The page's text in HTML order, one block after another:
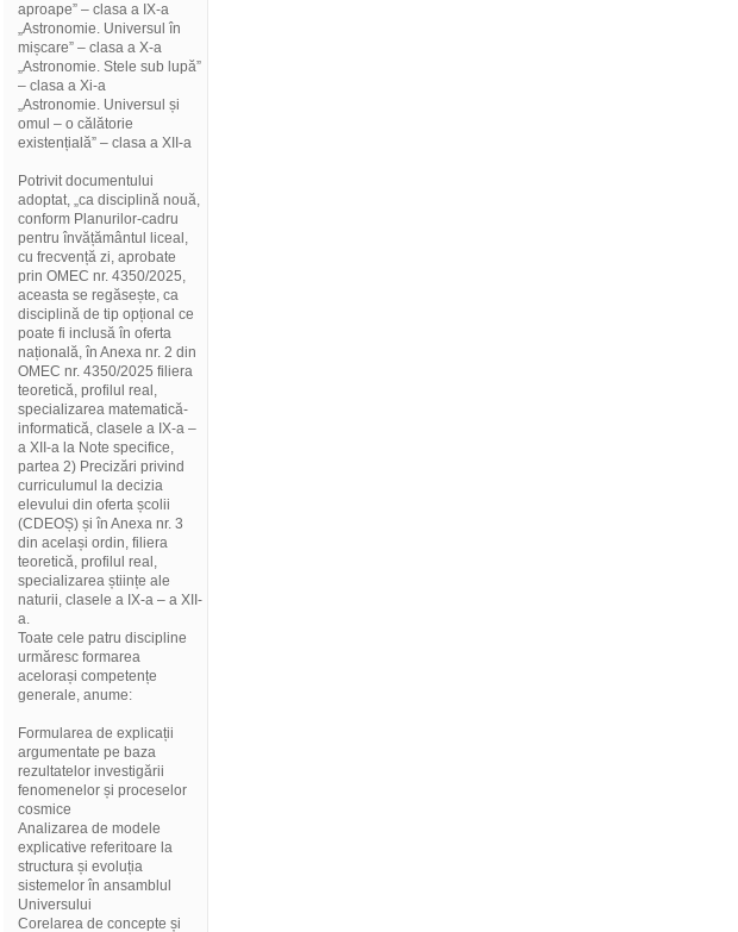
aproape” – clasa a IX-a
„Astronomie. Universul în
mișcare” – clasa a X-a
„Astronomie. Stele sub lupă”
– clasa a Xi-a
„Astronomie. Universul și
omul – o călătorie
existențială” – clasa a XII-a
Potrivit documentului
adoptat, „ca disciplină nouă,
conform Planurilor-cadru
pentru învățământul liceal,
cu frecvență zi, aprobate
prin OMEC nr. 4350/2025,
aceasta se regăsește, ca
disciplină de tip opțional ce
poate fi inclusă în oferta
națională, în Anexa nr. 2 din
OMEC nr. 4350/2025 filiera
teoretică, profilul real,
specializarea matematică-
informatică, clasele a IX-a –
a XII-a la Note specifice,
partea 2) Precizări privind
curriculumul la decizia
elevului din oferta școlii
(CDEOȘ) și în Anexa nr. 3
din același ordin, filiera
teoretică, profilul real,
specializarea științe ale
naturii, clasele a IX-a – a XII-
a.
Toate cele patru discipline
urmăresc formarea
acelorași competențe
generale, anume:
Formularea de explicații
argumentate pe baza
rezultatelor investigării
fenomenelor și proceselor
cosmice
Analizarea de modele
explicative referitoare la
structura și evoluția
sistemelor în ansamblul
Universului
Corelarea de concepte și